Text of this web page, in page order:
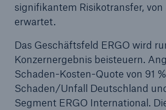
signifikantem Risikotransfer,
erwartet.
Das Geschäftsfeld ERGO wird
Konzernergebnis beisteuern.
Schaden-Kosten-Quote von 91
Schaden/Unfall Deutschland
Segment ERGO International.